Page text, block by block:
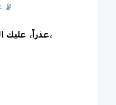
عالم الأندرويد | #رامي_تك 📡
عذراً، عليك الانضمام الى هذهِ القناة أولاً،